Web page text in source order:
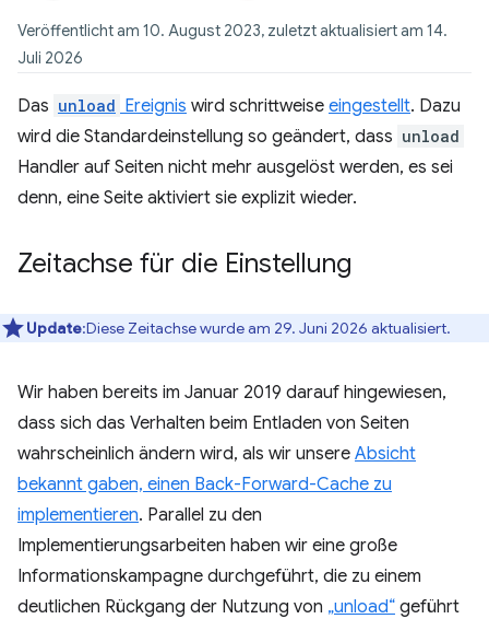
Veröffentlicht am 10. August 2023, zuletzt aktualisiert am 14.
Juli 2026
Das unload Ereignis wird schrittweise eingestellt. Dazu
wird die Standardeinstellung so geändert, dass unload
Handler auf Seiten nicht mehr ausgelöst werden, es sei
denn, eine Seite aktiviert sie explizit wieder.
Zeitachse für die Einstellung
Update:Diese Zeitachse wurde am 29. Juni 2026 aktualisiert.
Wir haben bereits im Januar 2019 darauf hingewiesen,
dass sich das Verhalten beim Entladen von Seiten
wahrscheinlich ändern wird, als wir unsere Absicht
bekannt gaben, einen Back-Forward-Cache zu
implementieren. Parallel zu den
Implementierungsarbeiten haben wir eine große
Informationskampagne durchgeführt, die zu einem
deutlichen Rückgang der Nutzung von „unload“ geführt